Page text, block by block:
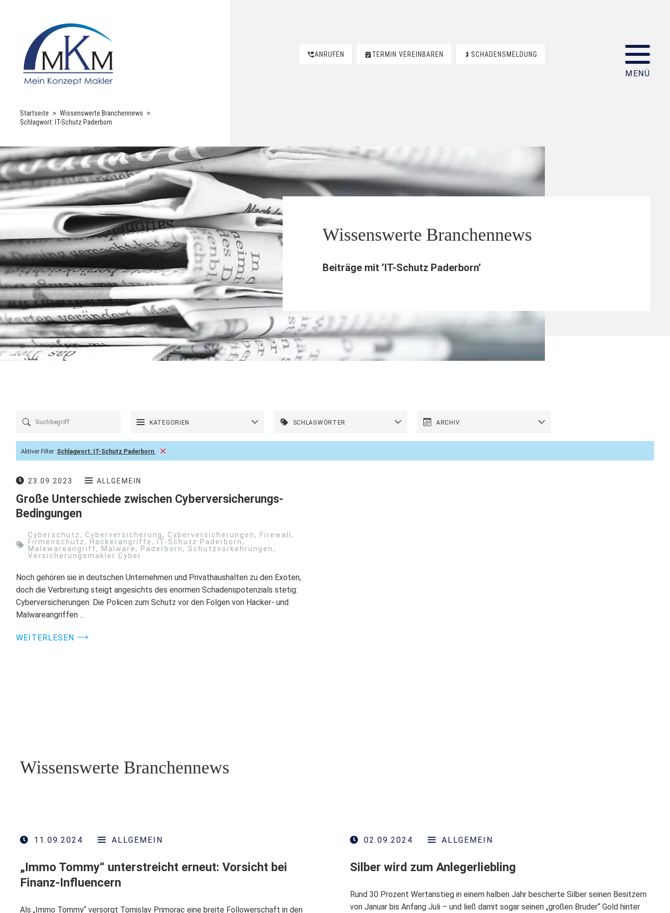
ANRUFEN TERMIN VEREINBAREN SCHADENSMELDUNG
Startseite
Wissenswerte Branchennews
Schlagwort: IT-Schutz Paderborn
Wissenswerte Branchennews
Beiträge mit ’IT-Schutz Paderborn’
KATEGORIEN SCHLAGWÖRTER ARCHIV
Aktiver Filter: Schlagwort: IT-Schutz Paderborn
23.09.2023 ALLGEMEIN
Große Unterschiede zwischen Cyberversicherungs-
Bedingungen
Cyberschutz , Cyberversicherung , Cyberversicherungen , Firewall ,
Firmenschutz , Hackerangriffe , IT-Schutz Paderborn ,
Malewareangriff, Malware , Paderborn , Schutzvorkehrungen ,
Versicherungsmakler Cyber
Noch gehören sie in deutschen Unternehmen und Privathaushalten zu den Exoten,
doch die Verbreitung steigt angesichts des enormen Schadenspotenzials stetig:
Cyberversicherungen. Die Policen zum Schutz vor den Folgen von Hacker- und
Malwareangriffen …
WEITERLESEN ⟶
Wissenswerte Branchennews
11.09.2024 ALLGEMEIN
„Immo Tommy“ unterstreicht erneut: Vorsicht bei
Finanz-Influencern
Als „Immo Tommy“ versorgt Tomislav Primorac eine breite Followerschaft in den
02.09.2024 ALLGEMEIN
Silber wird zum Anlegerliebling
Rund 30 Prozent Wertanstieg in einem halben Jahr bescherte Silber seinen Besitzern
von Januar bis Anfang Juli – und ließ damit sogar seinen „großen Bruder“ Gold hinter